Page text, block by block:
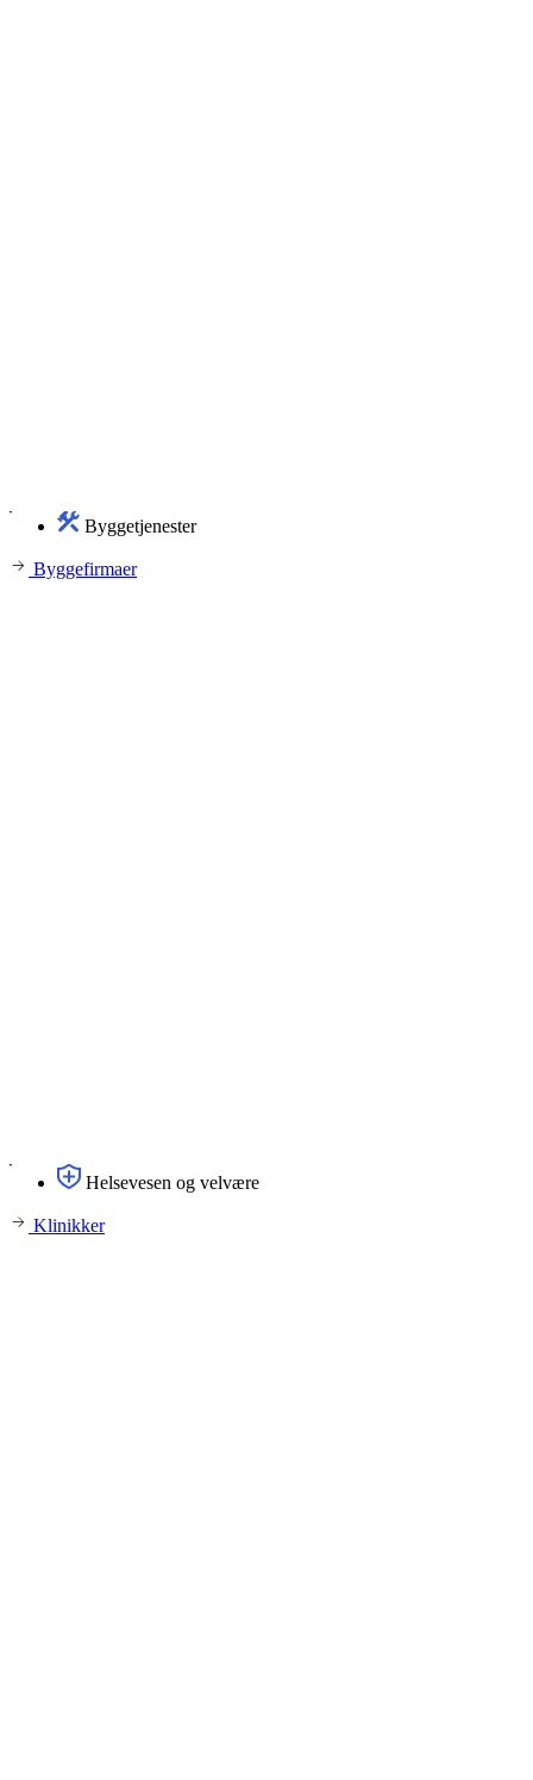
Byggetjenester
Byggefirmaer
Helsevesen og velvære
Klinikker